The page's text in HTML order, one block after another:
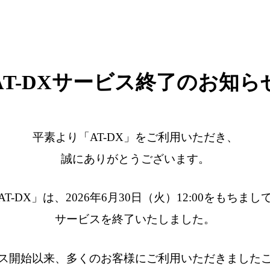
DXサービス終了のお知ら
平素より「AT-DX」をご利用いただき、
誠にありがとうございます。
AT-DX」は、2026年6月30日（火）12:00をもちまして
サービスを終了いたしました。
開始以来、多くのお客様にご利用いただきましたこ